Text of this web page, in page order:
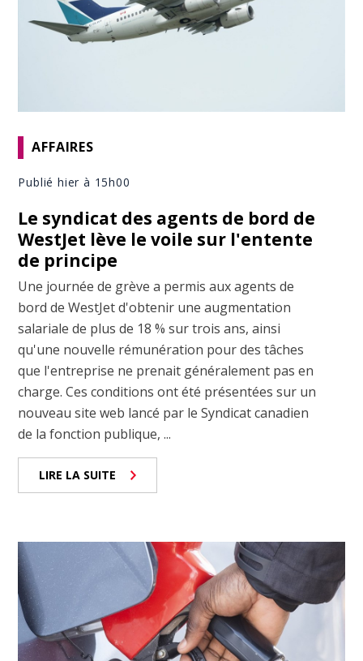
AFFAIRES
Publié hier à 15h00
Le syndicat des agents de bord de
WestJet lève le voile sur l'entente
de principe
Une journée de grève a permis aux agents de
bord de WestJet d'obtenir une augmentation
salariale de plus de 18 % sur trois ans, ainsi
qu'une nouvelle rémunération pour des tâches
que l'entreprise ne prenait généralement pas en
charge. Ces conditions ont été présentées sur un
nouveau site web lancé par le Syndicat canadien
de la fonction publique, ...
LIRE LA SUITE